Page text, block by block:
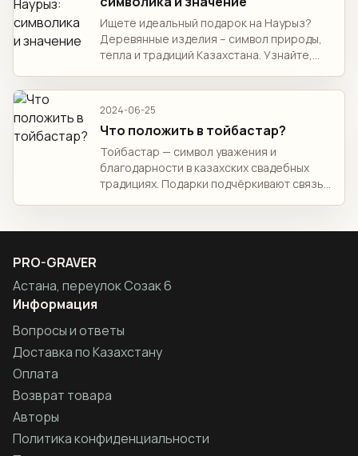
Ищете идеальный подарок на Наурыз?
Деревянные изделия – символ природы,
тепла и традиций Казахстана. Узнайте,
купить эксклюзивные изделия и почему
дерево – лучший выбор!
2024-06-25
Что положить в тойбастар?
Тойбастар — символ уважения и
благодарности в казахских свадебных
традициях. Подарки подчёркивают связь
традиционная одежда, украшения,
PRO-GRAVER
Астана, переулок Созак 6
Информация
Вопросы и ответы
Доставка по Казахстану
Оплата
Возврат товара
Авторы
Политика конфиденциальности